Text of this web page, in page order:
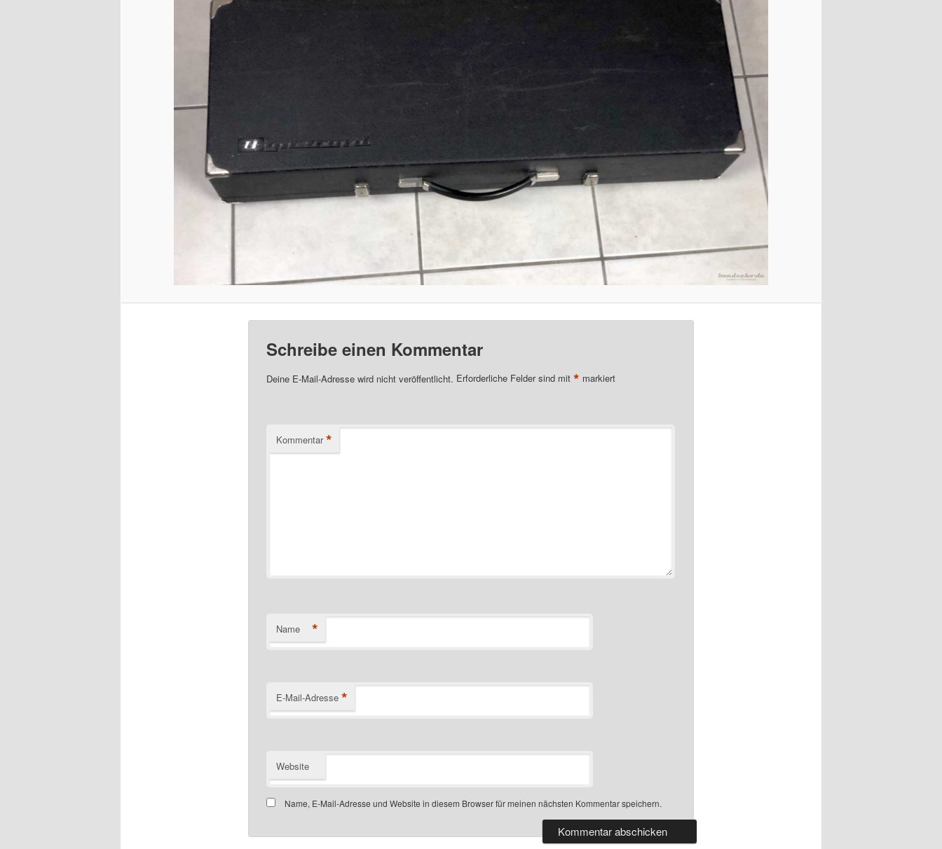
Schreibe einen Kommentar
Deine E-Mail-Adresse wird nicht veröffentlicht. Erforderliche Felder sind mit * markiert
Kommentar *
Name *
E-Mail-Adresse *
Website
Name, E-Mail-Adresse und Website in diesem Browser für meinen nächsten Kommentar speichern.